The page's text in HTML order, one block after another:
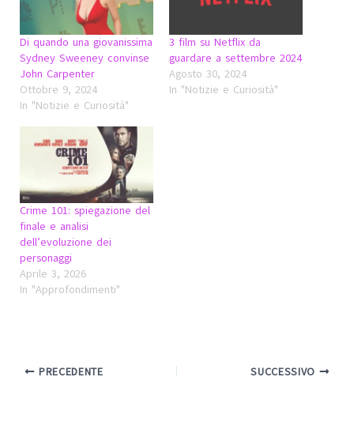
Di quando una giovanissima
Sydney Sweeney convinse
John Carpenter
Ottobre 9, 2024
In "Notizie e Curiosità"
3 film su Netflix da
guardare a settembre 2024
Agosto 30, 2024
In "Notizie e Curiosità"
Crime 101: spiegazione del
finale e analisi
dell’evoluzione dei
personaggi
Aprile 3, 2026
In "Approfondimenti"
PRECEDENTE SUCCESSIVO